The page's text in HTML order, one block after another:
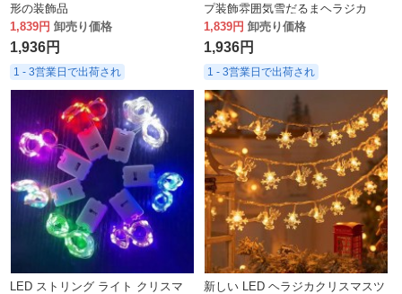
形の装飾品
1,839円 卸売り価格
1,936円
1 - 3営業日で出荷され
プ装飾雰囲気雪だるまヘラジカ
USB フラッシュバブルカーテンラ
イトストリング
1,839円 卸売り価格
1,936円
1 - 3営業日で出荷され
LED ストリング ライト クリスマ
新しい LED ヘラジカクリスマスツ